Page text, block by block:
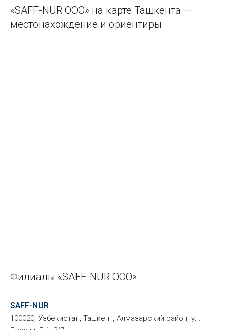
«SAFF-NUR ООО» на карте Ташкента —
местонахождение и ориентиры
Филиалы «SAFF-NUR ООО»
SAFF-NUR
100020, Узбекистан, Ташкент, Алмазарский район, ул.